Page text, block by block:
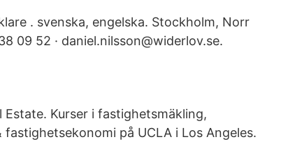
. svenska, engelska. Stockholm, Norr
09 52 · daniel.nilsson@widerlov.se.
Estate. Kurser i fastighetsmäkling,
på UCLA i Los Angeles.